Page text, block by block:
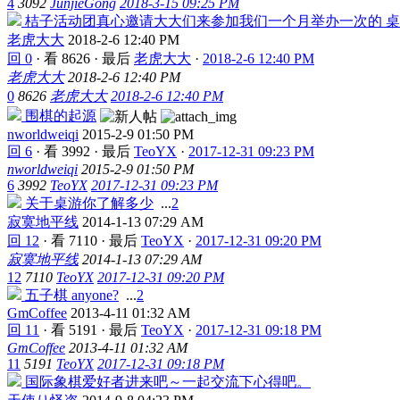
桔子活动团真心邀请大大们来参加我们一个月举办一次的
老虎大大 2018-2-6 12:40 PM
回 0 · 看 8626 · 最后 老虎大大 · 2018-2-6 12:40 PM
老虎大大 2018-2-6 12:40 PM
0 8626 老虎大大 2018-2-6 12:40 PM
围棋的起源
nworldweiqi 2015-2-9 01:50 PM
回 6 · 看 3992 · 最后 TeoYX · 2017-12-31 09:23 PM
nworldweiqi 2015-2-9 01:50 PM
6 3992 TeoYX 2017-12-31 09:23 PM
关于桌游你了解多少 ...2
寂寞地平线 2014-1-13 07:29 AM
回 12 · 看 7110 · 最后 TeoYX · 2017-12-31 09:20 PM
寂寞地平线 2014-1-13 07:29 AM
12 7110 TeoYX 2017-12-31 09:20 PM
五子棋 anyone? ...2
GmCoffee 2013-4-11 01:32 AM
回 11 · 看 5191 · 最后 TeoYX · 2017-12-31 09:18 PM
GmCoffee 2013-4-11 01:32 AM
11 5191 TeoYX 2017-12-31 09:18 PM
国际象棋爱好者进来吧～一起交流下心得吧。